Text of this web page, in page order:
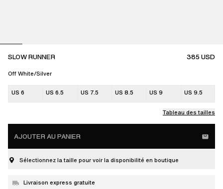
SLOW RUNNER 385USD
Off White/Silver
US 6 US 6.5 US 7.5 US 8.5 US 9 US 9.5
Tableau des tailles
AJOUTER AU PANIER
Sélectionnez la taille pour voir la disponibilité en boutique
Livraison express gratuite